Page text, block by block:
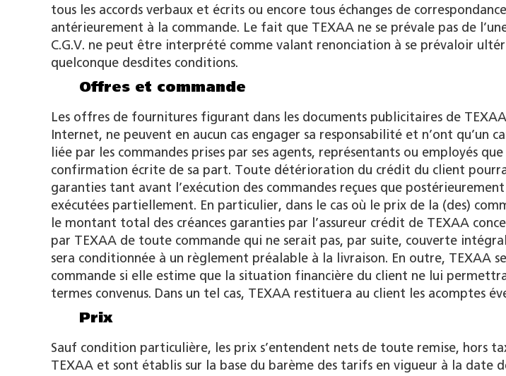
tous les accords verbaux et écrits ou encore tous échanges de
antérieurement à la commande. Le fait que TEXAA ne se prévale pas de
C.G.V. ne peut être interprété comme valant renonciation à se prévaloir
quelconque desdites conditions.
Offres et commande
Les offres de fournitures figurant dans les documents publicitaires de
Internet, ne peuvent en aucun cas engager sa responsabilité et n’ont qu’un
liée par les commandes prises par ses agents, représentants ou employés que
confirmation écrite de sa part. Toute détérioration du crédit du client
garanties tant avant l’exécution des commandes reçues que postérieurement
exécutées partiellement. En particulier, dans le cas où le prix de la (des)
le montant total des créances garanties par l’assureur crédit de TEXAA
par TEXAA de toute commande qui ne serait pas, par suite, couverte
sera conditionnée à un règlement préalable à la livraison. En outre, TEXAA
commande si elle estime que la situation financière du client ne lui
termes convenus. Dans un tel cas, TEXAA restituera au client les acomptes
Prix
Sauf condition particulière, les prix s’entendent nets de toute remise, hors
TEXAA et sont établis sur la base du barème des tarifs en vigueur à la date